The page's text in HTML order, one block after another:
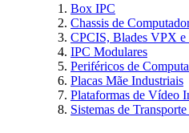
Box IPC
Chassis de
CPCIS, Blades VPX e
IPC Modulares
Periféricos de
Placas Mãe Industriais
Plataformas de Vídeo
Sistemas de